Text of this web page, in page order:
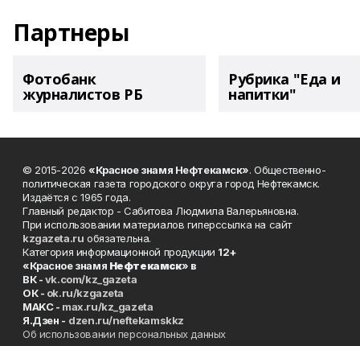
Партнеры
Фотобанк
журналистов РБ
Рубрика "Еда и
напитки"
© 2015-2026 «Красное знамя Нефтекамск». Общественно-
политическая газета городского округа город Нефтекамск.
Издаётся с 1965 года.
Главный редактор - Сабитова Людмила Валерьяновна.
При использовании материалов гиперссылка на сайт
kzgazeta.ru обязательна.
Категория информационной продукции 12+
«Красное знамя Нефтекамск» в
ВК -vk.com/kz_gazeta
ОК - ok.ru/kzgazeta
MAKC - max.ru/kz_gazeta
Я.Дзен - dzen.ru/neftekamskkz
Об использовании персональных данных